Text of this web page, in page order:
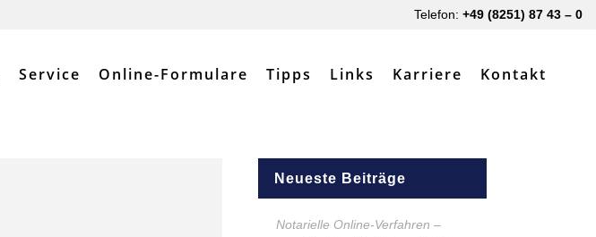
Telefon: +49 (8251) 87 43 – 0
Service Online-Formulare Tipps Links Karriere Kontakt
Neueste Beiträge
Notarielle Online-Verfahren –